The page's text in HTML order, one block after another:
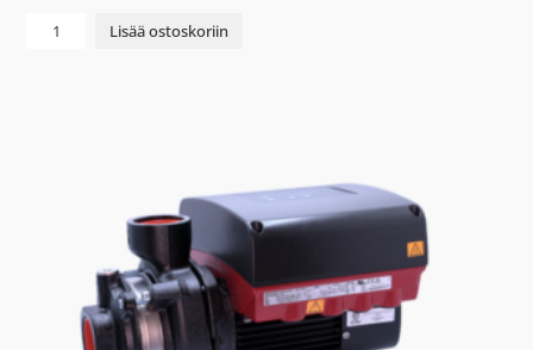
TIIVISTESARJALisää ostoskoriin